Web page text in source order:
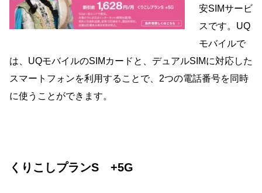
安SIMサービ
スです。UQ
モバイルで
は、UQモバイルのSIMカードと、デュアルSIMに対応した
スマートフォンを利用することで、2つの電話番号を同時
に使うことができます。
くりこしプランS +5G